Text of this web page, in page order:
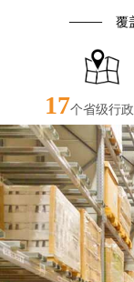
—— 覆
17个省级行